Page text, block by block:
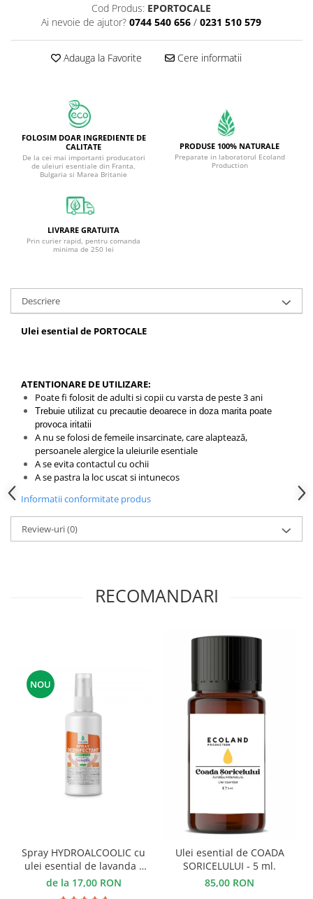
Cod Produs: EPORTOCALE
Ai nevoie de ajutor? 0744 540 656 / 0231 510 579
Adauga la Favorite Cere informatii
FOLOSIM DOAR INGREDIENTE DE
CALITATE
De la cei mai importanti producatori
de uleiuri esentiale din Franta,
Bulgaria si Marea Britanie
PRODUSE 100% NATURALE
Preparate in laboratorul Ecoland
Production
LIVRARE GRATUITA
Prin curier rapid, pentru comanda
minima de 250 lei
Descriere
Ulei esential de PORTOCALE
ATENTIONARE DE UTILIZARE:
Poate fi folosit de adulti si copii cu varsta de peste 3 ani
Trebuie utilizat cu precautie deoarece in doza marita poate
provoca iritatii
A nu se folosi de femeile insarcinate, care alaptează,
persoanele alergice la uleiurile esentiale
A se evita contactul cu ochii
A se pastra la loc uscat si intunecos
Informatii conformitate produs
Review-uri(0)
RECOMANDARI
NOU
Spray HYDROALCOOLIC cu
ulei esential de lavanda -
100 ml.
de la 17,00 RON
Ulei esential de COADA
SORICELULUI - 5 ml.
85,00 RON